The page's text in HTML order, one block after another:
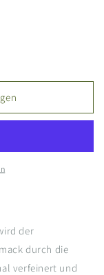
der
durch die
verfeinert und